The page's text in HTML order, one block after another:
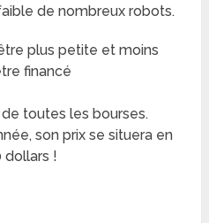
de nombreux robots.
plus petite et moins
financé
toutes les bourses.
son prix se situera en
!